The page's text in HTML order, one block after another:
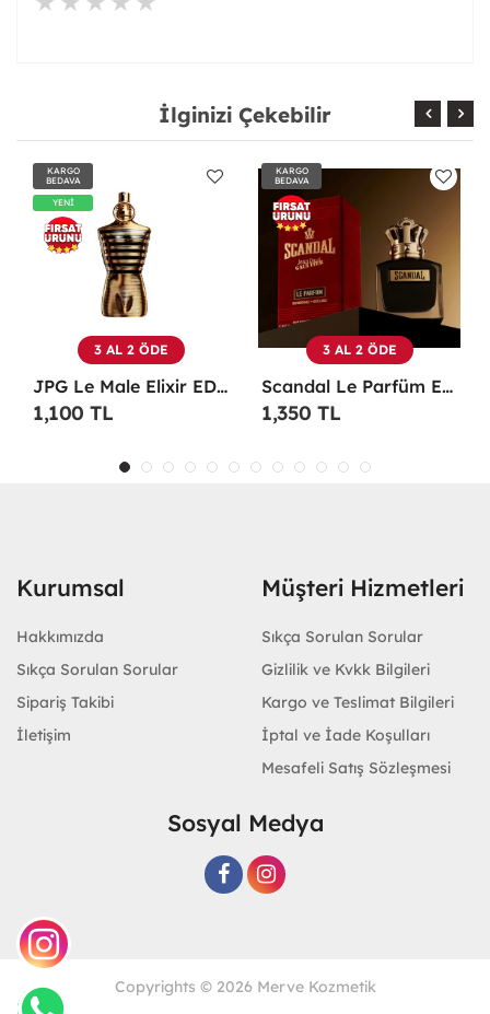
İlginizi Çekebilir
KARGO
BEDAVA
3 AL 2 ÖDE
Scandal Le Parfüm EDP 100 ML Erkek Parfüm -
1,350 TL
KARGO
BEDAVA
3 AL 2 ÖDE
Christian Dior Sauvage EDP 100 ML Erkek Parfüm - CDDS
1,100 TL
Kurumsal
Hakkımızda
Sıkça Sorulan Sorular
Sipariş Takibi
İletişim
Müşteri Hizmetleri
Sıkça Sorulan Sorular
Gizlilik ve Kvkk Bilgileri
Kargo ve Teslimat Bilgileri
İptal ve İade Koşulları
Mesafeli Satış Sözleşmesi
Sosyal Medya
Copyrights © 2026 Merve Kozmetik